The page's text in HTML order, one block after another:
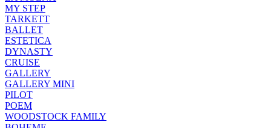
MY STEP
TARKETT
BALLET
ESTETICA
DYNASTY
CRUISE
GALLERY
GALLERY MINI
PILOT
POEM
WOODSTOCK FAMILY